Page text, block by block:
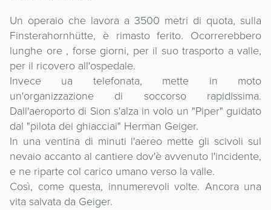
Un operaio che lavora a 3500 metri di quota, sulla
Finsterahornhütte, è rimasto ferito. Ocorrerebbero
lunghe ore , forse giorni, per il suo trasporto a valle,
per il ricovero all'ospedale.
Invece ua telefonata, mette in moto
un'organizzazione di soccorso rapidissima.
Dall'aeroporto di Sion s'alza in volo un "Piper" guidato
dal "pilota dei ghiacciai" Herman Geiger.
In una ventina di minuti l'aereo mette gli scivoli sul
nevaio accanto al cantiere dov'è avvenuto l'incidente,
e ne riparte col carico umano verso la valle.
Così, come questa, innumerevoli volte. Ancora una
vita salvata da Geiger.